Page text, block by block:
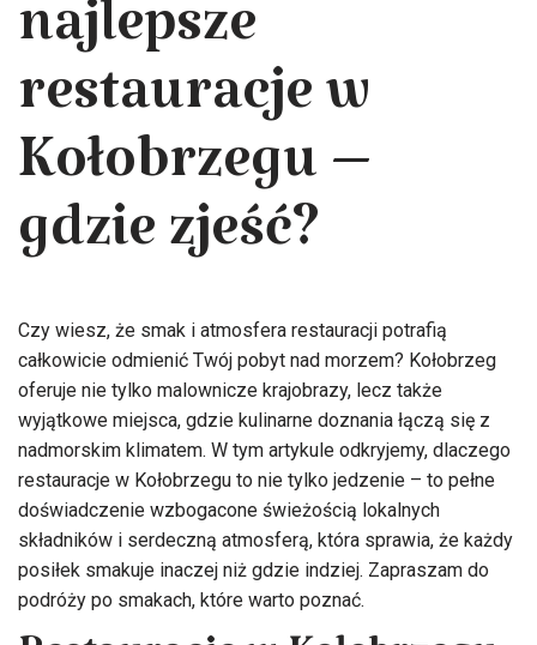
najlepsze
restauracje w
Kołobrzegu –
gdzie zjeść?
Czy wiesz, że smak i atmosfera restauracji potrafią
całkowicie odmienić Twój pobyt nad morzem? Kołobrzeg
oferuje nie tylko malownicze krajobrazy, lecz także
wyjątkowe miejsca, gdzie kulinarne doznania łączą się z
nadmorskim klimatem. W tym artykule odkryjemy, dlaczego
restauracje w Kołobrzegu to nie tylko jedzenie – to pełne
doświadczenie wzbogacone świeżością lokalnych
składników i serdeczną atmosferą, która sprawia, że każdy
posiłek smakuje inaczej niż gdzie indziej. Zapraszam do
podróży po smakach, które warto poznać.